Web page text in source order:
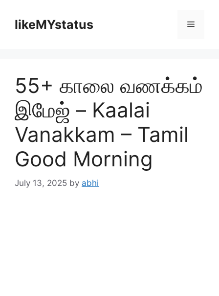
contentlikeMYstatus Menu
55+ காலை வணக்கம்
இமேஜ் – Kaalai
Vanakkam – Tamil
Good Morning
July 13, 2025 by abhi